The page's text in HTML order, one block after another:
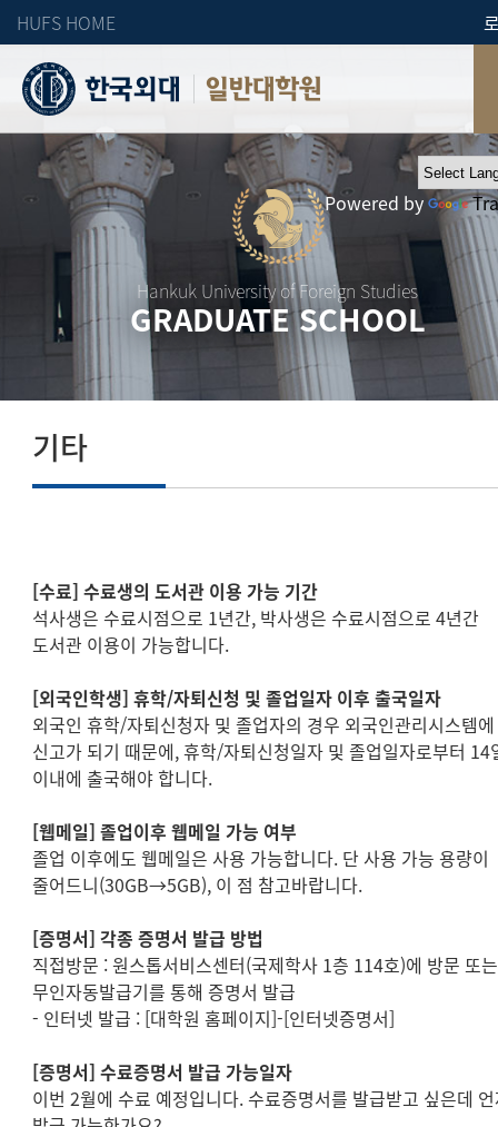
HUFS HOME
일반대학원
Hankuk University of Foreign Studies
GRADUATE SCHOOL
Powered by
기타
[수료]수료생의 도서관 이용 가능 기간
석사생은 수료시점으로 1년간, 박사생은 수료시점으로4년간
도서관 이용이 가능합니다.
[외국인학생]휴학/자퇴신청 및 졸업일자 이후 출국일자
외국인 휴학/자퇴신청자 및 졸업자의 경우 외국인관리시스템에
신고가 되기 때문에,휴학/자퇴신청일자 및 졸업일자로부터 14
이내에 출국해야 합니다.
[웹메일] 졸업이후 웹메일 가능 여부
졸업 이후에도 웹메일은 사용 가능합니다. 단 사용 가능 용량이
줄어드니(30GB→5GB), 이 점 참고바랍니다.
[증명서]각종 증명서 발급 방법
직접방문 :원스톱서비스센터(국제학사 1층 114호)에 방문 또는
무인자동발급기를 통해 증명서 발급
- 인터넷 발급 : [대학원 홈페이지]-[인터넷증명서]
[증명서]수료증명서 발급 가능일자
이번2월에 수료 예정입니다.수료증명서를 발급받고 싶은데